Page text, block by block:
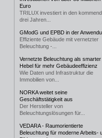
Euro
TRILUX investiert in den
drei Jahren...
GModG und EPBD in der
Effiziente Gebäude mit vernetzter
Beleuchtung -...
Vernetzte Beleuchtung als smarter
Hebel für mehr Gebäudeeffizienz
Wie Daten und Infrastruktur die
Immobilien von...
NORKA weitet seine
Geschäftstätigkeit aus
Der Hersteller von
Beleuchtungslösungen für...
VEDARA - Raumorientierte
Beleuchtung für moderne Arbeits-